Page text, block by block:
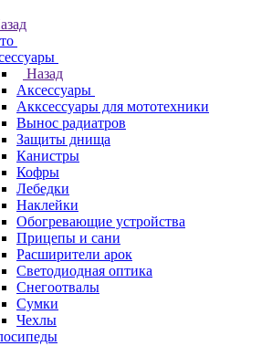
Назад
Аксессуары
Акксессуары для мототехники
Вынос радиатров
Защиты днища
Канистры
Кофры
Лебедки
Наклейки
Обогревающие устройства
Прицепы и сани
Расширители арок
Светодиодная оптика
Снегоотвалы
Сумки
Чехлы